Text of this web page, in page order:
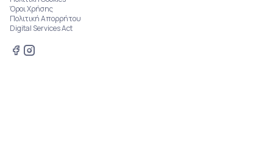
Όροι Χρήσης
Πολιτική Απορρήτου
Digital Services Act